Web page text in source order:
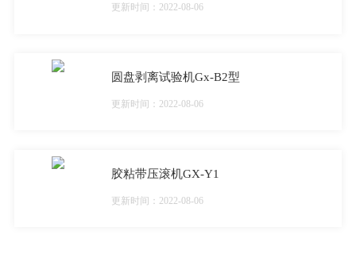
更新时间：2022-08-06
圆盘剥离试验机Gx-B2型
更新时间：2022-08-06
胶粘带压滚机GX-Y1
更新时间：2022-08-06